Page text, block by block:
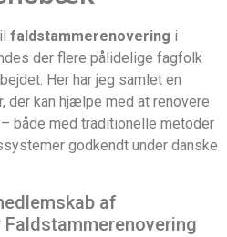
faldstammerenovering i
der flere pålidelige fagfolk
Her har jeg samlet en
der kan hjælpe med at renovere
både med traditionelle metoder
godkendt under danske
af